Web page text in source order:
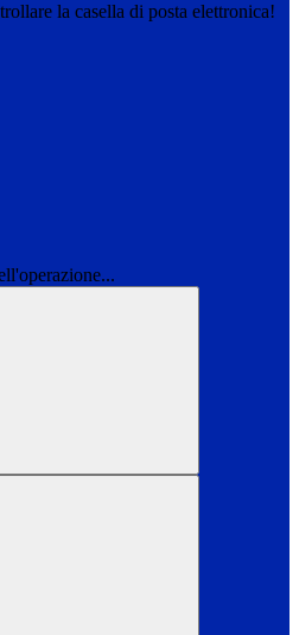
la casella di posta elettronica!